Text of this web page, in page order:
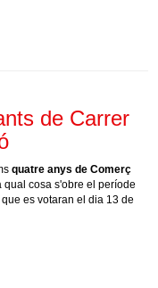
de Carrer
quatre anys de Comerç
qual cosa s'obre el període
es votaran el dia 13 de